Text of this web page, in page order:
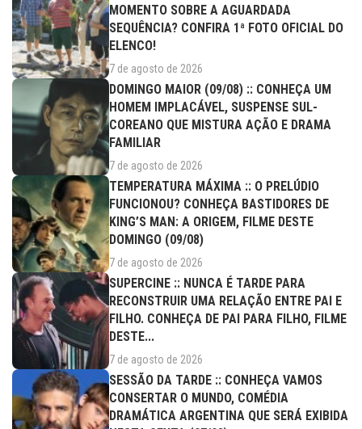
MOMENTO SOBRE A AGUARDADA
SEQUÊNCIA? CONFIRA 1ª FOTO OFICIAL DO
ELENCO!
7 de agosto de 2026
DOMINGO MAIOR (09/08) :: CONHEÇA UM
HOMEM IMPLACÁVEL, SUSPENSE SUL-
COREANO QUE MISTURA AÇÃO E DRAMA
FAMILIAR
7 de agosto de 2026
TEMPERATURA MÁXIMA :: O PRELÚDIO
FUNCIONOU? CONHEÇA BASTIDORES DE
KING’S MAN: A ORIGEM, FILME DESTE
DOMINGO (09/08)
7 de agosto de 2026
SUPERCINE :: NUNCA É TARDE PARA
RECONSTRUIR UMA RELAÇÃO ENTRE PAI E
FILHO. CONHEÇA DE PAI PARA FILHO, FILME
DESTE...
7 de agosto de 2026
SESSÃO DA TARDE :: CONHEÇA VAMOS
CONSERTAR O MUNDO, COMÉDIA
DRAMÁTICA ARGENTINA QUE SERÁ EXIBIDA